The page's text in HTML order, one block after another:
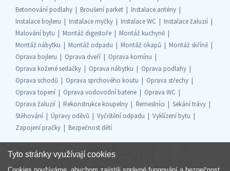
Betonování podlahy
Broušení parket
Instalace antény
Instalace bojleru
Instalace myčky Instalace WC
Instalace žaluzií
Malování bytu
Montáž digestoře
Montáž kuchyně
Montáž nábytku
Montáž odpadu Montáž okapů
Montáž skříně
Oprava bojleru
Oprava dveří
Oprava komínu
Oprava kožené sedačky
Oprava nábytku
Oprava podlahy
Oprava schodů
Oprava sprchového koutu
Oprava střechy
Oprava topení
Oprava vodovodní baterie
Oprava WC
Oprava žaluzií
Rekonstrukce koupelny Řemeslníci
Sekání trávy
Stěhování
Úpravy oděvů Vyčištění odpadu
Vyklízení bytu
Zapojení pračky
Bezpečnost dětí
Tyto stránky využívají cookies